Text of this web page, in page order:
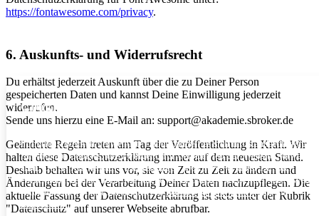
Cookies
Funktionszwecken verwendet. Dabei handelt es sich um standardmäßig
funktionale Cookies, die zwingend für den Betrieb der Website notwendig
sind. Durch Klicken auf "Einstellungen speichern" erklärst Du Dich damit
einverstanden, dass börsenfit solche Technologien verwenden darf.
Informationen findst Du in unserenDatenschutzhinweisenund im
Impressum .
https://fontawesome.com/privacy.
6. Auskunfts- und Widerrufsrecht
Du erhältst jederzeit Auskunft über die zu Deiner Person
gespeicherten Daten und kannst Deine Einwilligung jederzeit
widerrufen.
Sende uns hierzu eine E-Mail an: support@akademie.sbroker.de
Geänderte Regeln treten am Tag der Veröffentlichung in Kraft. Wir
halten diese Datenschutzerklärung immer auf dem neuesten Stand.
Deshalb behalten wir uns vor, sie von Zeit zu Zeit zu ändern und
Änderungen bei der Verarbeitung Deiner Daten nachzupflegen. Die
aktuelle Fassung der Datenschutzerklärung ist stets unter der Rubrik
"Datenschutz" auf unserer Webseite abrufbar.